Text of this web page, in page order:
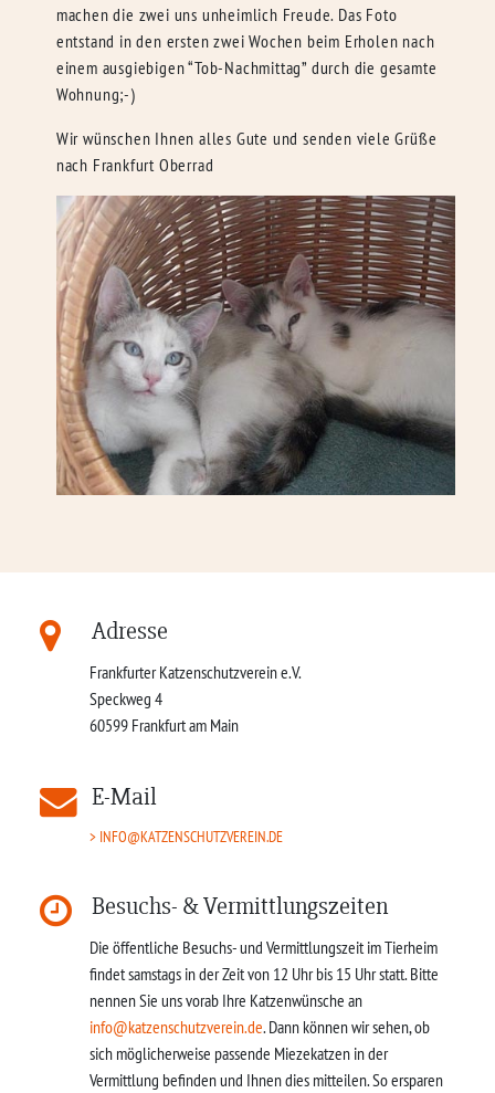
machen die zwei uns unheimlich Freude. Das Foto
entstand in den ersten zwei Wochen beim Erholen nach
einem ausgiebigen “Tob-Nachmittag” durch die gesamte
Wohnung;-)
Wir wünschen Ihnen alles Gute und senden viele Grüße
nach Frankfurt Oberrad
Adresse
Frankfurter Katzenschutzverein e.V.
Speckweg 4
60599 Frankfurt am Main
E-Mail
INFO@KATZENSCHUTZVEREIN.DE
Besuchs- & Vermittlungszeiten
Die öffentliche Besuchs- und Vermittlungszeit im Tierheim
findet samstags in der Zeit von 12 Uhr bis 15 Uhr statt. Bitte
nennen Sie uns vorab Ihre Katzenwünsche an
info@katzenschutzverein.de. Dann können wir sehen, ob
sich möglicherweise passende Miezekatzen in der
Vermittlung befinden und Ihnen dies mitteilen. So ersparen